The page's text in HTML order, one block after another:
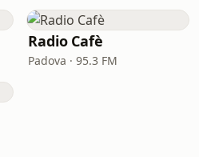
Radio Cafè
Padova · 95.3 FM